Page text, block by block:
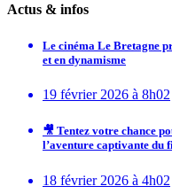
Actus & infos
Le cinéma Le Bretagne
et en dynamisme
19 février 2026 à 8h02
🎥 Tentez votre chance
l’aventure captivante du
18 février 2026 à 4h02